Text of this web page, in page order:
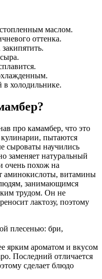
маслом.
оттенка.
в холодильнике.
про камамбер, что это
пытаются
сыроваты научились
заменяет натуральный
очень похож на
аминокислоты, витамины
занимающимся
трудом. Он не
лактозу, поэтому
плесенью: бри,
ярким ароматом и вкусом
Последний отличается
сделает блюдо